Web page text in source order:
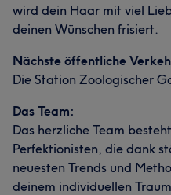
wird dein Haar mit viel
deinen Wünschen frisiert.
Nächste öffentliche
Die Station Zoologischer
Das Team:
Das herzliche Team
Perfektionisten, die dank
neuesten Trends und
deinem individuellen